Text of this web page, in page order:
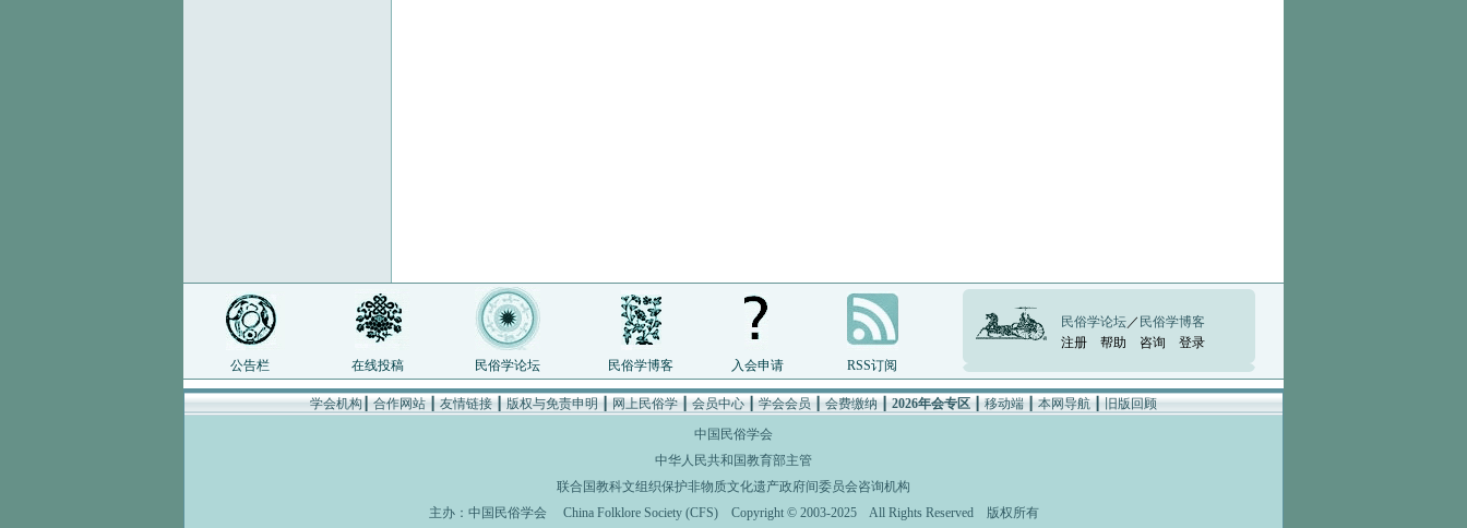
公告栏 在线投稿 民俗学论坛 民俗学博客 入会申请 RSS订阅
民俗学论坛／ 民俗学博客
注册
帮助 咨询 登录
学会机构┃合作网站┃友情链接┃版权与免责申明┃网上民俗学┃会员中心┃学会会员┃会费缴纳┃2026年会专区┃移动端┃本网导航┃旧版回顾
中国民俗学会
中华人民共和国教育部主管
联合国教科文组织保护非物质文化遗产政府间委员会咨询机构
主办： 中国民俗学会 China Folklore Society (CFS)Copyright © 2003-2025 All Rights Reserved 版权所有